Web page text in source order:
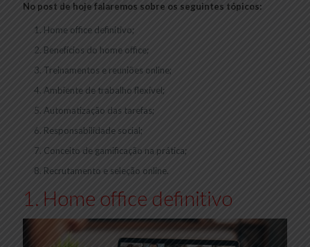
No post de hoje falaremos sobre os seguintes tópicos:
Home office definitivo;
Benefícios do home office;
Treinamentos e reuniões online;
Ambiente de trabalho flexível;
Automatização das tarefas;
Responsabilidade social;
Conceito de gamificação na prática;
Recrutamento e seleção online.
1. Home office definitivo